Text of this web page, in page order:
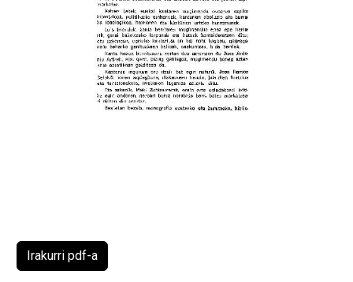
Irakurri pdf-a